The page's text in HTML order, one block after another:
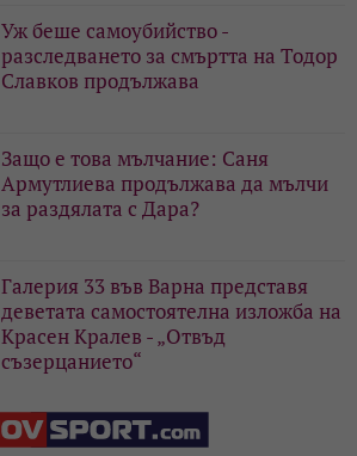
Уж беше самоубийство -
разследването за смъртта на Тодор
Славков продължава
Защо е това мълчание: Саня
Армутлиева продължава да мълчи
за раздялата с Дара?
Галерия 33 във Варна представя
деветата самостоятелна изложба на
Красен Кралев - „Отвъд
съзерцанието“